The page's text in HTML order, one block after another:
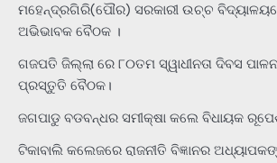
ମହେନ୍ଦ୍ରଗିରି(ପୌର) ସରକାରୀ ଉଚ୍ଚ
ଅଭିଭାବକ ବୈଠକ ।
ଗଜପତି ଜିଲ୍ଲା ରେ ୮୦ତମ ସ୍ୱାଧୀନତା ଦିବସ
ପ୍ରସ୍ତୁତି ବୈଠକ।
ଜଗପାଡୁ ବଡବନ୍ଧର ସମୀକ୍ଷା କଲେ ବିଧାୟକ ରୂପେଶ
ଟିକାବାଲି କଲେଜରେ ରାଜନୀତି ବିଜ୍ଞାନର